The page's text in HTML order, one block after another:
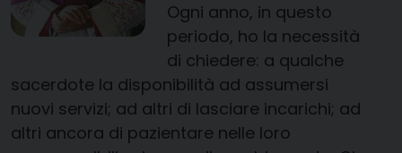
Ogni anno, in questo
periodo, ho la necessità
di chiedere: a qualche
sacerdote la disponibilità ad assumersi
nuovi servizi; ad altri di lasciare incarichi; ad
altri ancora di pazientare nelle loro